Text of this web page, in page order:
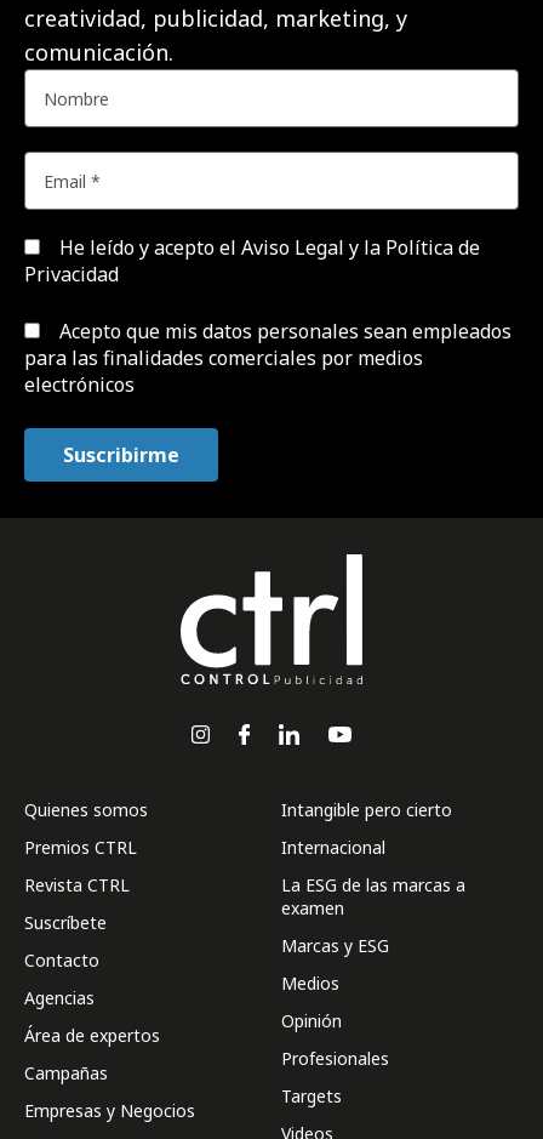
creatividad, publicidad, marketing, y
comunicación.
He leído y acepto el Aviso Legal y la Política de
Privacidad
Acepto que mis datos personales sean empleados
para las finalidades comerciales por medios
electrónicos
Quienes somos
Premios CTRL
Revista CTRL
Suscríbete
Contacto
Agencias
Área de expertos
Campañas
Empresas y Negocios
Intangible pero cierto
Internacional
La ESG de las marcas a
examen
Marcas y ESG
Medios
Opinión
Profesionales
Targets
Videos